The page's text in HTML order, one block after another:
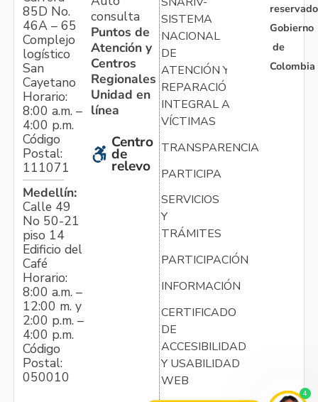
85D No.
46A – 65
Complejo
logístico
San
Cayetano
Horario:
8:00 a.m. –
4:00 p.m.
Código
Postal:
111071
Medellín:
Calle 49
No 50-21
piso 14
Edificio del
Café
Horario:
8:00 a.m. –
12:00 m. y
2:00 p.m. –
4:00 p.m.
Código
Postal:
050010
consulta
Puntos de
Atención y
Centros
Regionales
Unidad en
línea
Centro
de
relevo
SISTEMA
NACIONAL
DE
ATENCIÓN Y
REPARACIÓN
INTEGRAL A
VÍCTIMAS
TRANSPARENCIA
PARTICIPA
SERVICIOS
Y
TRÁMITES
PARTICIPACIÓN
INFORMACIÓN
CERTIFICADO
DE
ACCESIBILIDAD
Y USABILIDAD
WEB
Gobierno
de
Colombia
4